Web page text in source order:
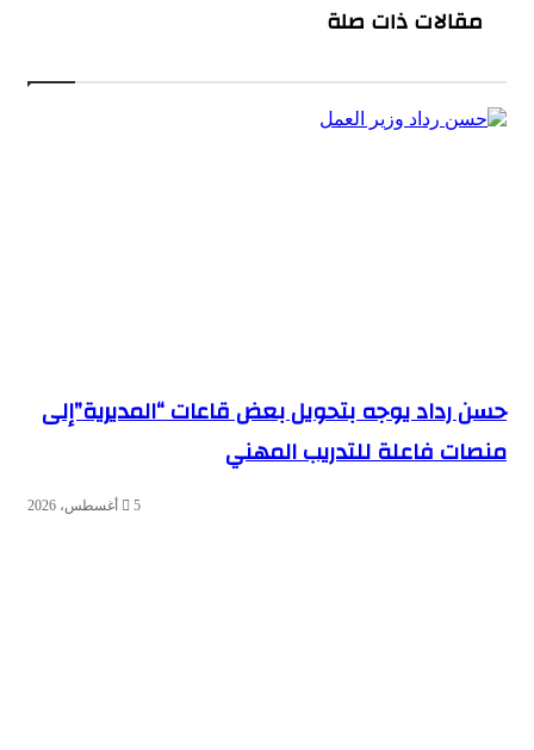
مقالات ذات صلة
حسن رداد يوجه بتحويل بعض قاعات “المديرية”إلى
منصات فاعلة للتدريب المهني
5 أغسطس، 2026